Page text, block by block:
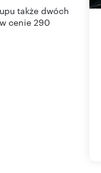
także dwóch
cenie 290